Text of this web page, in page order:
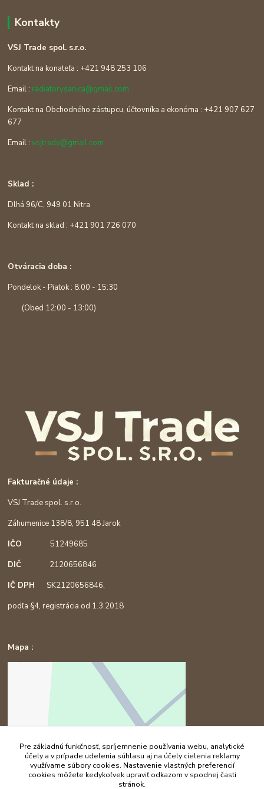
Kontakty
VSJ Trade spol. s.r.o.
Kontakt na konateľa : +421 948 253 106
Email : radiatorysanica@gmail.com
Kontakt na Obchodného zástupcu, účtovníka a ekonóma : +421 907 627
677
Email :vsjtrade@gmail.com
Sklad :
Dlhá 96/C, 949 01 Nitra
Kontakt na sklad : +421 901 726 070
Otváracia doba :
Pondelok - Piatok : 8:00 - 15:30
(Obed 12:00 - 13:00)
Fakturačné údaje :
VSJ Trade spol. s.r.o.
Záhumenice 138/8, 951 48 Jarok
IČO51249685
DIČ 2120656846
IČ DPHSK2120656846,
podľa §4, registrácia od 1.3.2018
Mapa :
Pre základnú funkčnosť, spríjemnenie používania webu, analytické
účely a v prípade udelenia súhlasu aj na účely cielenia reklamy
využívame súbory cookies. Nastavenie vlastných preferencií
cookies môžete kedykoľvek upraviť odkazom v spodnej časti
stránok.